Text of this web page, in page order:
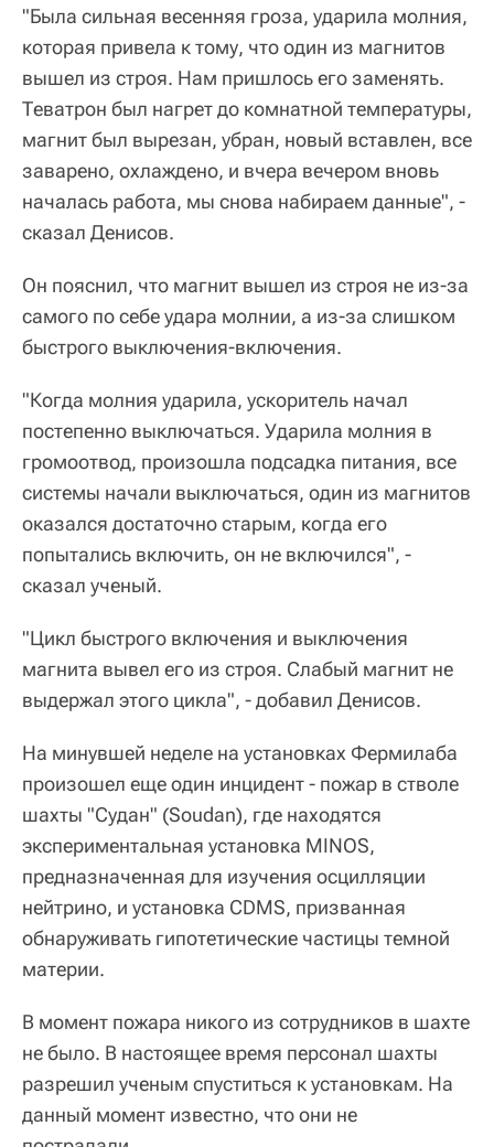
"Была сильная весенняя гроза, ударила молния,
которая привела к тому, что один из магнитов
вышел из строя. Нам пришлось его заменять.
Теватрон был нагрет до комнатной температуры,
магнит был вырезан, убран, новый вставлен, все
заварено, охлаждено, и вчера вечером вновь
началась работа, мы снова набираем данные", -
сказал Денисов.
Он пояснил, что магнит вышел из строя не из-за
самого по себе удара молнии, а из-за слишком
быстрого выключения-включения.
"Когда молния ударила, ускоритель начал
постепенно выключаться. Ударила молния в
громоотвод, произошла подсадка питания, все
системы начали выключаться, один из магнитов
оказался достаточно старым, когда его
попытались включить, он не включился", -
сказал ученый.
"Цикл быстрого включения и выключения
магнита вывел его из строя. Слабый магнит не
выдержал этого цикла", - добавил Денисов.
На минувшей неделе на установках Фермилаба
произошел еще один инцидент - пожар в стволе
шахты "Судан" (Soudan), где находятся
экспериментальная установка MINOS,
предназначенная для изучения осцилляции
нейтрино, и установка CDMS, призванная
обнаруживать гипотетические частицы темной
материи.
В момент пожара никого из сотрудников в шахте
не было. В настоящее время персонал шахты
разрешил ученым спуститься к установкам. На
данный момент известно, что они не